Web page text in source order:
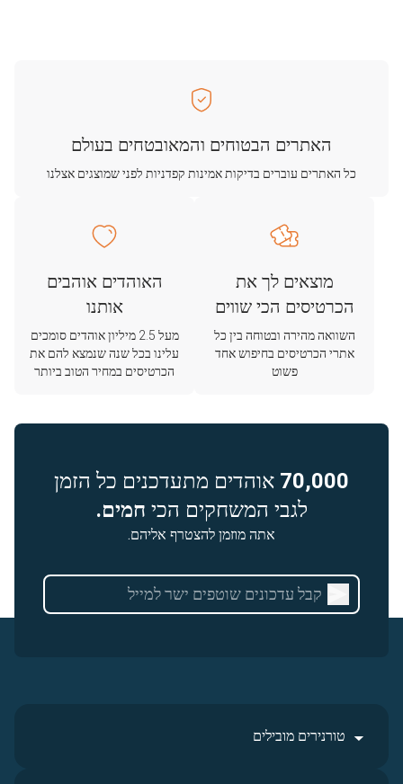
האתרים הבטוחים והמאובטחים בעולם
כל האתרים עוברים בדיקות אמינות קפדניות לפני שמוצגים אצלנו
מוצאים לך את
הכרטיסים הכי שווים
השוואה מהירה ובטוחה בין כל
אתרי הכרטיסים בחיפוש אחד
פשוט
האוהדים אוהבים
אותנו
מעל 2.5 מיליון אוהדים סומכים
עלינו בכל שנה שנמצא להם את
הכרטיסים במחיר הטוב ביותר
70,000 אוהדים מתעדכנים כל הזמן
לגבי המשחקים הכי חמים.
אתה מוזמן להצטרף אליהם.
טורנירים מובילים